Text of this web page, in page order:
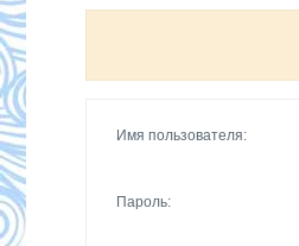
Имя пользователя:
Пароль: